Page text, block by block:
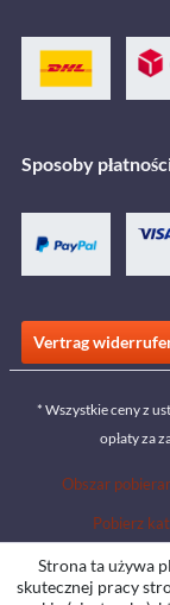
Sposoby
Vertrag
* Wszystkie ceny z
opłaty za
Obszar
Pobierz
Strona ta używa
skutecznej pracy